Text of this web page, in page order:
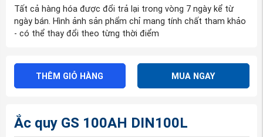
Tất cả hàng hóa được đổi trả lại trong vòng 7 ngày kể từ
ngày bán. Hình ảnh sản phẩm chỉ mang tính chất tham khảo
- có thể thay đổi theo từng thời điểm
THÊM GIỎ HÀNG MUA NGAY
Ắc quy GS 100AH DIN100L